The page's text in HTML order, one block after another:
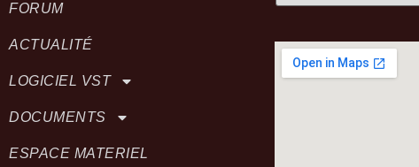
FORUM
ACTUALITÉ
LOGICIEL VST
DOCUMENTS
ESPACE MATERIEL